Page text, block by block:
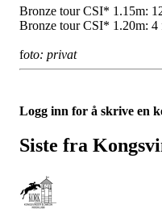
Bronze tour CSI* 1.15m:
Bronze tour CSI* 1.20m: 4
foto: privat
Logg inn for å skrive en
Siste fra